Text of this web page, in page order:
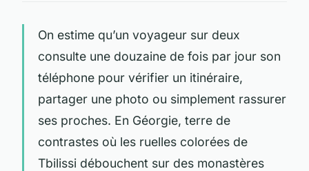
On estime qu’un voyageur sur deux
consulte une douzaine de fois par jour son
téléphone pour vérifier un itinéraire,
partager une photo ou simplement rassurer
ses proches. En Géorgie, terre de
contrastes où les ruelles colorées de
Tbilissi débouchent sur des monastères